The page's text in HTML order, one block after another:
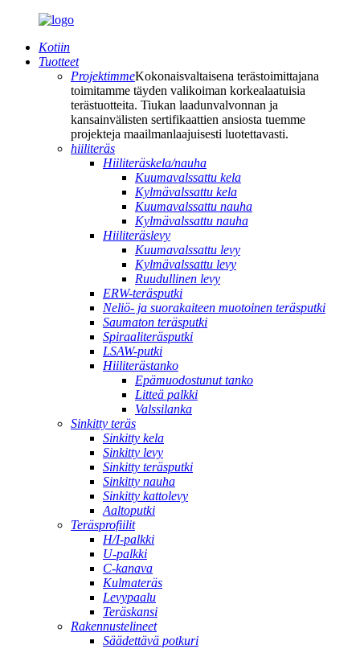
Kotiin
Tuotteet
ProjektimmeKokonaisvaltaisena terästoimittajana
toimitamme täyden valikoiman korkealaatuisia
terästuotteita. Tiukan laadunvalvonnan ja
kansainvälisten sertifikaattien ansiosta tuemme
projekteja maailmanlaajuisesti luotettavasti.
hiiliteräs
Hiiliteräskela/nauha
Kuumavalssattu kela
Kylmävalssattu kela
Kuumavalssattu nauha
Kylmävalssattu nauha
Hiiliteräslevy
Kuumavalssattu levy
Kylmävalssattu levy
Ruudullinen levy
ERW-teräsputki
Neliö- ja suorakaiteen muotoinen teräsputki
Saumaton teräsputki
Spiraaliteräsputki
LSAW-putki
Hiiliterästanko
Epämuodostunut tanko
Litteä palkki
Valssilanka
Sinkitty teräs
Sinkitty kela
Sinkitty levy
Sinkitty teräsputki
Sinkitty nauha
Sinkitty kattolevy
Aaltoputki
Teräsprofiilit
H/I-palkki
U-palkki
C-kanava
Kulmateräs
Levypaalu
Teräskansi
Rakennustelineet
Säädettävä potkuri